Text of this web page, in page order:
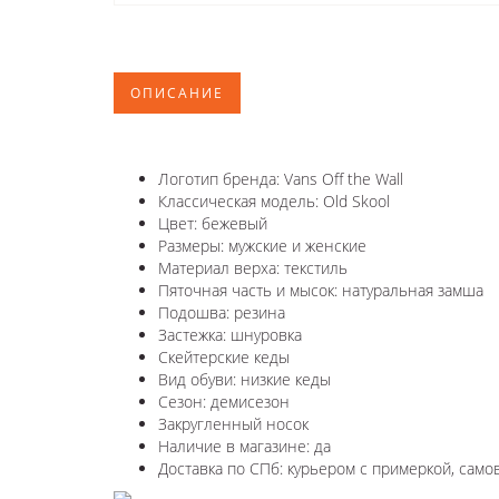
ОПИСАНИЕ
Логотип бренда: Vans Off the Wall
Классическая модель: Old Skool
Цвет: бежевый
Размеры: мужские и женские
Материал верха: текстиль
Пяточная часть и мысок: натуральная замша
Подошва: резина
Застежка: шнуровка
Скейтерские кеды
Вид обуви: низкие кеды
Сезон: демисезон
Закругленный носок
Наличие в магазине: да
Доставка по СПб: курьером с примеркой,